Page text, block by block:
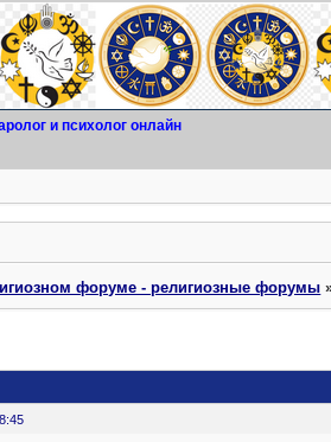
и психолог онлайн
форуме - религиозные форумы